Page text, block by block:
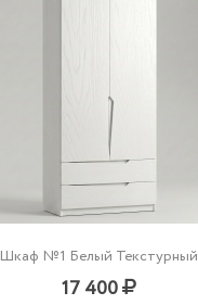
Шкаф №1 Белый Текстурный
17 400